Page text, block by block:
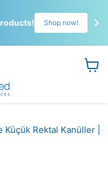
Shop now!
Rektal Kanüller |